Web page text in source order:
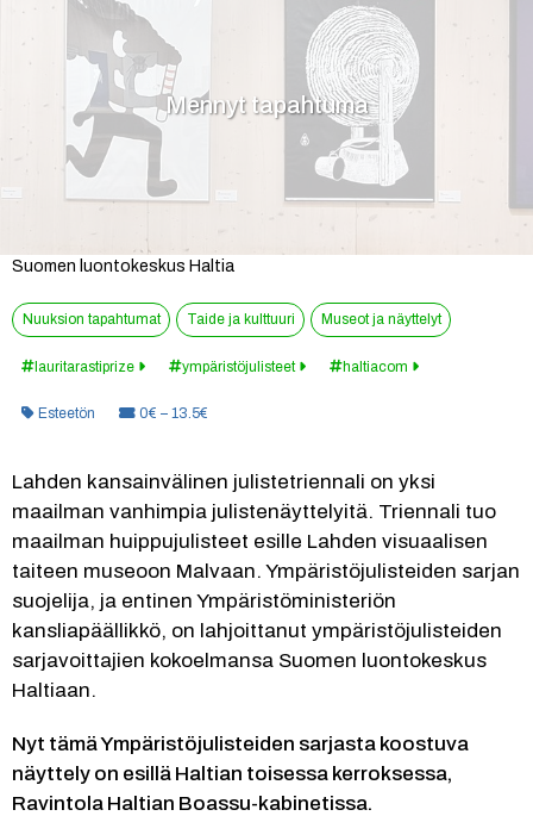
Mennyt tapahtuma
Suomen luontokeskus Haltia
Nuuksion tapahtumat Taide ja kulttuuri Museot ja näyttelyt
lauritarastiprize ympäristöjulisteet haltiacom
Kategoria:
Esteetön Hinta:0€ – 13.5€
Lahden kansainvälinen julistetriennali on yksi
maailman vanhimpia julistenäyttelyitä. Triennali tuo
maailman huippujulisteet esille Lahden visuaalisen
taiteen museoon Malvaan. Ympäristöjulisteiden sarjan
suojelija, ja entinen Ympäristöministeriön
kansliapäällikkö, on lahjoittanut ympäristöjulisteiden
sarjavoittajien kokoelmansa Suomen luontokeskus
Haltiaan.
Nyt tämä Ympäristöjulisteiden sarjasta koostuva
näyttely on esillä Haltian toisessa kerroksessa,
Ravintola Haltian Boassu-kabinetissa.